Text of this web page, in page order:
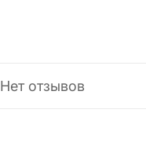
Нет отзывов